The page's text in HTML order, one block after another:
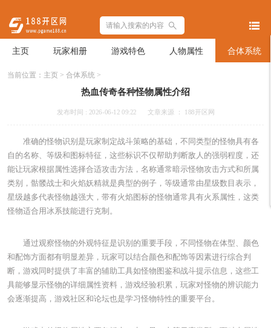
主页 玩家相册 游戏特色 人物属性 合体系统
当前位置： 主页 > 合体系统 >
热血传奇各种怪物属性介绍
发布时间 : 2026-06-12 09:22 文章来源 ： 188开区网
准确的怪物识别是玩家制定战斗策略的基础，不同类型的怪物具有各
自的名称、等级和图标特征，这些标识不仅帮助判断敌人的强弱程度，还
能让玩家根据属性选择合适攻击方法，名称通常暗示怪物攻击方式和所属
类别，骷髅战士和火焰妖精就是典型的例子，等级通常由星级数目表示，
星级越多代表怪物越强大，带有火焰图标的怪物通常具有火系属性，这类
怪物适合用冰系技能进行克制。
通过观察怪物的外观特征是识别的重要手段，不同怪物在体型、颜色
和配饰方面都有明显差异，玩家可以结合颜色和配饰等因素进行综合判
断，游戏同时提供了丰富的辅助工具如怪物图鉴和战斗提示信息，这些工
具能够显示怪物的详细属性资料，游戏经验积累，玩家对怪物的辨识能力
会逐渐提高，游戏社区和论坛也是学习怪物特性的重要平台。